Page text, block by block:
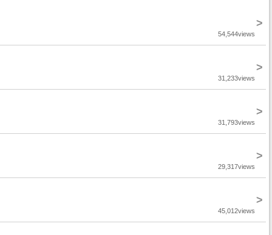
>
54,544views
>
31,233views
>
31,793views
>
29,317views
>
45,012views